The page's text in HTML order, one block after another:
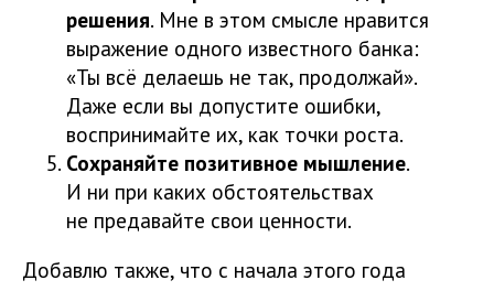
решения. Мне в этом смысле нравится
выражение одного известного банка:
«Ты всё делаешь не так, продолжай».
Даже если вы допустите ошибки,
воспринимайте их, как точки роста.
Сохраняйте позитивное мышление.
И ни при каких обстоятельствах
не предавайте свои ценности.
Добавлю также, что с начала этого года